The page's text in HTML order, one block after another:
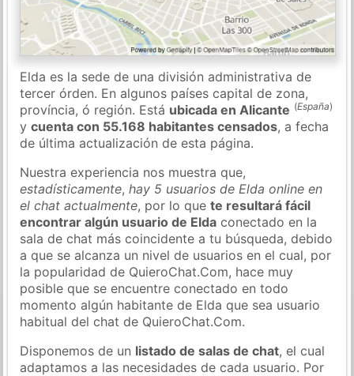
Elda es la sede de una división administrativa de
tercer órden. En algunos países capital de zona,
província, ó región. Está ubicada en Alicante (España)
ycuenta con 55.168 habitantes censados, a fecha
de última actualización de esta página.
Nuestra experiencia nos muestra que,
estadísticamente,hay 5 usuarios de Elda online en
el chat actualmente, por lo quete resultará fácil
encontrar algún usuario de Elda conectado en la
sala de chat más coincidente a tu búsqueda, debido
a que se alcanza un nivel de usuarios en el cual, por
la popularidad de QuieroChat.Com, hace muy
posible que se encuentre conectado en todo
momento algún habitante de Elda que sea usuario
habitual del chat de QuieroChat.Com.
Disponemos de un listado de salas de chat, el cual
adaptamos a las necesidades de cada usuario. Por